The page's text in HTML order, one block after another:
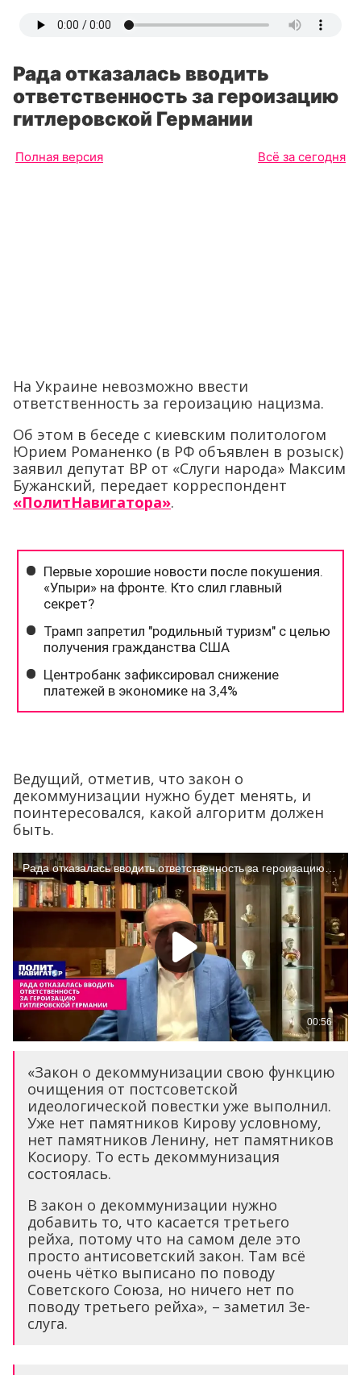
Рада отказалась вводить
ответственность за героизацию
гитлеровской Германии
Полная версия Всё за сегодня
На Украине невозможно ввести
ответственность за героизацию нацизма.
Об этом в беседе с киевским политологом
Юрием Романенко (в РФ объявлен в розыск)
заявил депутат ВР от «Слуги народа» Максим
Бужанский, передает корреспондент
«ПолитНавигатора».
Ведущий, отметив, что закон о
декоммунизации нужно будет менять, и
поинтересовался, какой алгоритм должен
быть.
«Закон о декоммунизации свою функцию
очищения от постсоветской
идеологической повестки уже выполнил.
Уже нет памятников Кирову условному,
нет памятников Ленину, нет памятников
Косиору. То есть декоммунизация
состоялась.
В закон о декоммунизации нужно
добавить то, что касается третьего
рейха, потому что на самом деле это
просто антисоветский закон. Там всё
очень чётко выписано по поводу
Советского Союза, но ничего нет по
поводу третьего рейха», – заметил Зе-
слуга.